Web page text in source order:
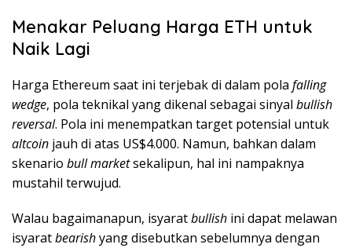
Menakar Peluang Harga ETH untuk
Naik Lagi
Harga Ethereum saat ini terjebak di dalam pola falling
wedge, pola teknikal yang dikenal sebagai sinyal bullish
reversal. Pola ini menempatkan target potensial untuk
altcoin jauh di atas US$4.000. Namun, bahkan dalam
skenario bull marketsekalipun, hal ini nampaknya
mustahil terwujud.
Walau bagaimanapun, isyaratbullish ini dapat melawan
isyaratbearishyang disebutkan sebelumnya dengan